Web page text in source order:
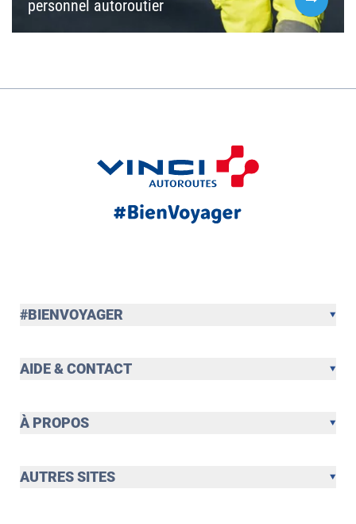
personnel autoroutier
#BIENVOYAGER
AIDE & CONTACT
À PROPOS
AUTRES SITES